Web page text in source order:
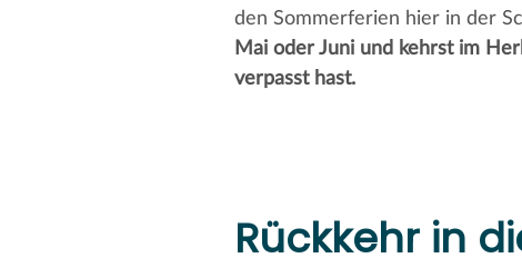
den Sommerferien hier in der
Mai oder Juni und kehrst im
verpasst hast.
Rückkehr in